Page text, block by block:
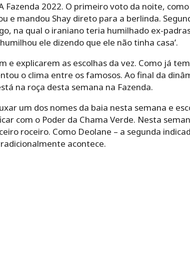
Fazenda 2022. O primeiro voto da noite,
e mandou Shay direto para a berlinda.
na qual o iraniano teria humilhado ex-
ele dizendo que ele não tinha casa’.
e explicarem as escolhas da vez. Como já
o clima entre os famosos. Ao final da
na roça desta semana na Fazenda.
um dos nomes da baia nesta semana e
com o Poder da Chama Verde. Nesta
roceiro. Como Deolane – a segunda
acontece.